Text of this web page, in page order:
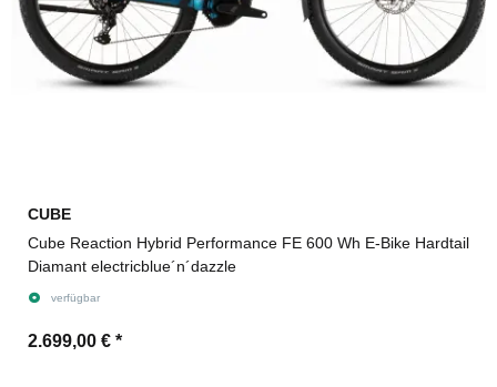
CUBE
Cube Reaction Hybrid Performance FE 600 Wh E-Bike Hardtail
Diamant electricblue´n´dazzle
verfügbar
2.699,00 € *